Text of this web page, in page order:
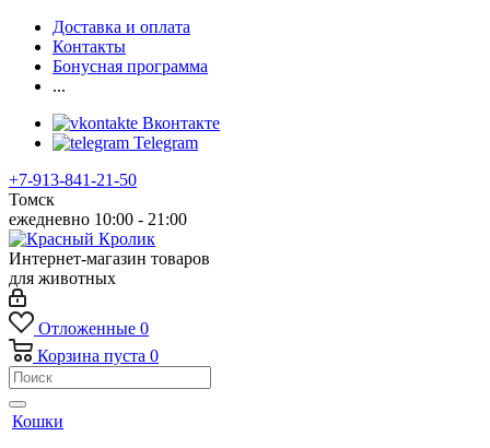
Доставка и оплата
Контакты
Бонусная программа
...
Вконтакте
Telegram
+7-913-841-21-50
Томск
ежедневно 10:00 - 21:00
Интернет-магазин товаров
для животных
Отложенные 0
Корзина пуста 0
Кошки